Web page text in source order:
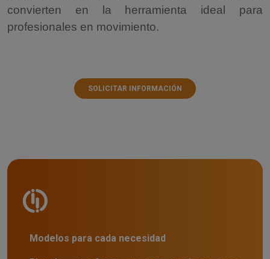
convierten en la herramienta ideal para
profesionales en movimiento.
SOLICITAR INFORMACIÓN
Modelos para cada necesidad